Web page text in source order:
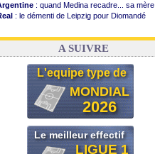
: quand Medina recadre... sa mère
: le démenti de Leipzig pour Diomandé
: le conseiller d'Infantino démissionne !
A SUIVRE
L'equipe type de
MONDIAL
2026
Le meilleur effectif
LIGUE 1